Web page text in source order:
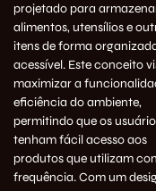
projetado para
alimentos, utensílios e
itens de forma
acessível. Este conceito
maximizar a
eficiência do ambiente,
permitindo que os
tenham fácil acesso aos
produtos que utilizam
frequência. Com um